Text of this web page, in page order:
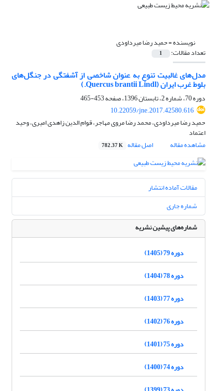
نویسنده =حمید رضا میرداودی
تعداد مقالات: 1
مدل‌های غالبیت تنوع به عنوان شاخصی از آشفتگی‌ در جنگل‌های
بلوط غرب ایران (Quercus brantii Lindl.)
دوره 70، شماره 2، تابستان 1396، صفحه
453-465
10.22059/jne.2017.42580.616
حمید رضا میرداودی، محمد رضا مروی مهاجر، قوام الدین زاهدی امیری، وحید
اعتماد
مشاهده مقاله
اصل مقاله 782.37 K
مقالات آماده انتشار
شماره جاری
شماره‌های پیشین نشریه
دوره 79 (1405)
دوره 78 (1404)
دوره 77 (1403)
دوره 76 (1402)
دوره 75 (1401)
دوره 74 (1400)